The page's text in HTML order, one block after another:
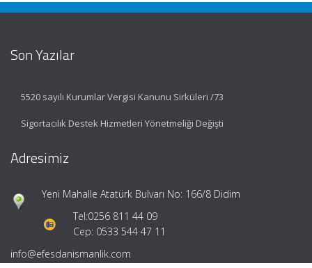
Son Yazılar
5520 sayılı Kurumlar Vergisi Kanunu Sirküleri /73
Sigortacılık Destek Hizmetleri Yönetmeliği Değişti
Adresimiz
Yeni Mahalle Atatürk Bulvarı No: 166/8 Didim
Tel:0256 811 44 09
Cep: 0533 544 47 11
info@efesdanismanlik.com